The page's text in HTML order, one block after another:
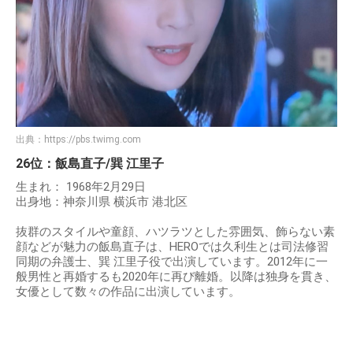
出典： https://pbs.twimg.com
26位：飯島直子/巽 江里子
生まれ： 1968年2月29日
出身地：神奈川県 横浜市 港北区
抜群のスタイルや童顔、ハツラツとした雰囲気、飾らない素
顔などが魅力の飯島直子は、HEROでは久利生とは司法修習
同期の弁護士、巽 江里子役で出演しています。2012年に一
般男性と再婚するも2020年に再び離婚。以降は独身を貫き、
女優として数々の作品に出演しています。